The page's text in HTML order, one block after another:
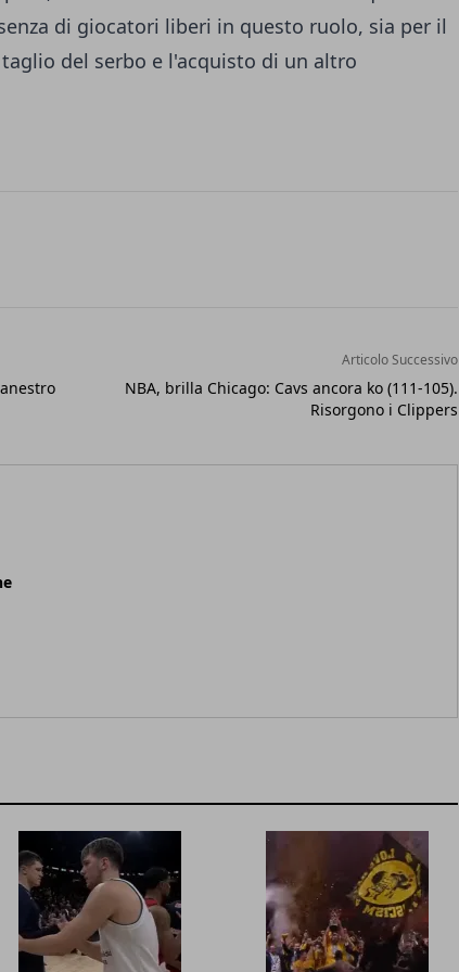
di giocatori liberi in questo ruolo, sia per il
del serbo e l'acquisto di un altro
Articolo Successivo
NBA, brilla Chicago: Cavs ancora ko (111-105).
Risorgono i Clippers